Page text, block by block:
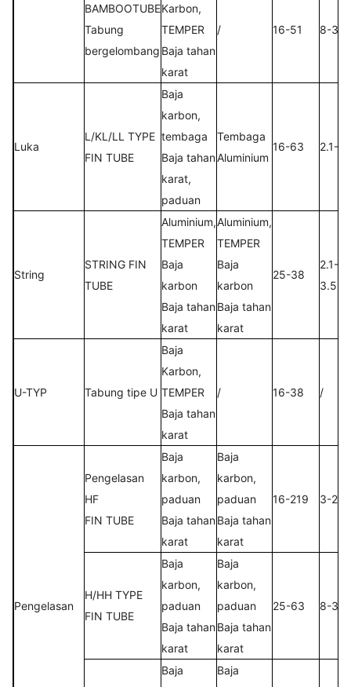
BAMBOOTUBE
Tabung
bergelombang
Karbon,
TEMPER
Baja tahan
karat
/ 16-51 8-30
Luka
L/KL/LL TYPE
FIN TUBE
Baja
karbon,
tembaga
Baja tahan
karat,
paduan
Tembaga
Aluminium
16-63 2.1-5
String
STRING FIN
TUBE
Aluminium,
TEMPER
Baja
karbon
Baja tahan
karat
Aluminium,
TEMPER
Baja
karbon
Baja tahan
karat
25-38
2.1-
3.5
U-TYP Tabung tipe U
Baja
Karbon,
TEMPER
Baja tahan
karat
/ 16-38 /
Pengelasan
Pengelasan
HF
FIN TUBE
Baja
karbon,
paduan
Baja tahan
karat
Baja
karbon,
paduan
Baja tahan
karat
16-219 3-25
H/HH TYPE
FIN TUBE
Baja
karbon,
paduan
Baja tahan
karat
Baja
karbon,
paduan
Baja tahan
karat
25-63 8-30
Baja
Baja